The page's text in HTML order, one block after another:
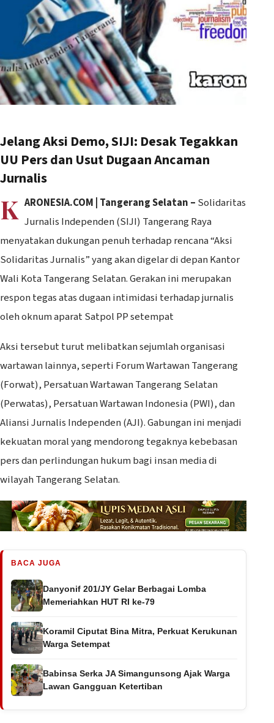
Jelang Aksi Demo, SIJI: Desak Tegakkan
UU Pers dan Usut Dugaan Ancaman
Jurnalis
K ARONESIA.COM | Tangerang Selatan – Solidaritas
Jurnalis Independen (SIJI) Tangerang Raya
menyatakan dukungan penuh terhadap rencana “Aksi
Solidaritas Jurnalis” yang akan digelar di depan Kantor
Wali Kota Tangerang Selatan. Gerakan ini merupakan
respon tegas atas dugaan intimidasi terhadap jurnalis
oleh oknum aparat Satpol PP setempat
Aksi tersebut turut melibatkan sejumlah organisasi
wartawan lainnya, seperti Forum Wartawan Tangerang
(Forwat), Persatuan Wartawan Tangerang Selatan
(Perwatas), Persatuan Wartawan Indonesia (PWI), dan
Aliansi Jurnalis Independen (AJI). Gabungan ini menjadi
kekuatan moral yang mendorong tegaknya kebebasan
pers dan perlindungan hukum bagi insan media di
wilayah Tangerang Selatan.
BACA JUGA
Danyonif 201/JY Gelar Berbagai Lomba
Memeriahkan HUT RI ke-79
Koramil Ciputat Bina Mitra, Perkuat Kerukunan
Warga Setempat
Babinsa Serka JA Simangunsong Ajak Warga
Lawan Gangguan Ketertiban